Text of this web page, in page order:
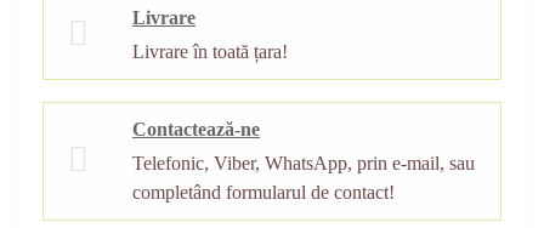
Livrare
Livrare în toată țara!
Contactează-ne
Telefonic, Viber, WhatsApp, prin e-mail, sau
completând formularul de contact!